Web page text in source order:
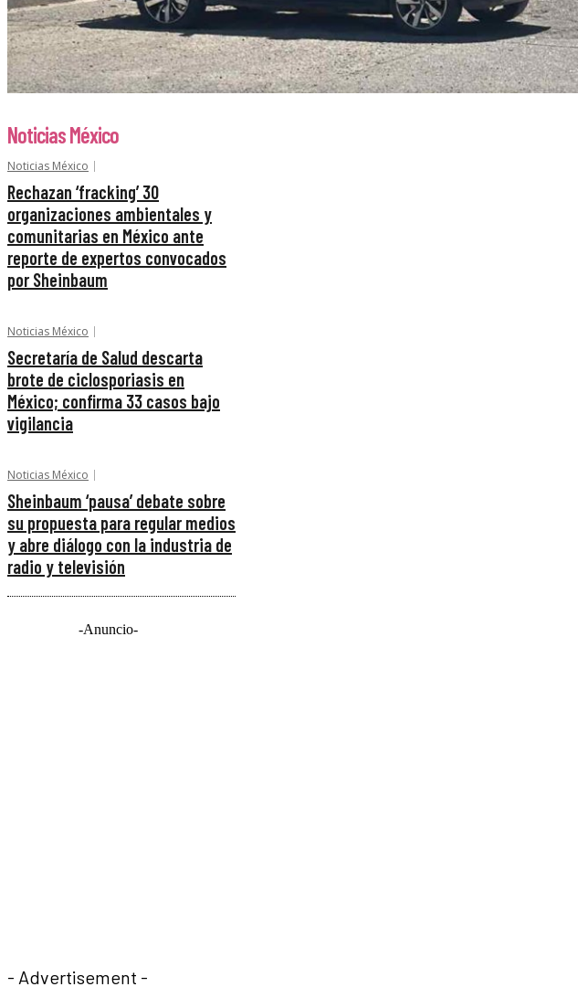
Noticias México
Noticias México
Rechazan ‘fracking’ 30
organizaciones ambientales y
comunitarias en México ante
reporte de expertos convocados
por Sheinbaum
Noticias México
Secretaría de Salud descarta
brote de ciclosporiasis en
México; confirma 33 casos bajo
vigilancia
Noticias México
Sheinbaum ‘pausa’ debate sobre
su propuesta para regular medios
y abre diálogo con la industria de
radio y televisión
-Anuncio-
- Advertisement -